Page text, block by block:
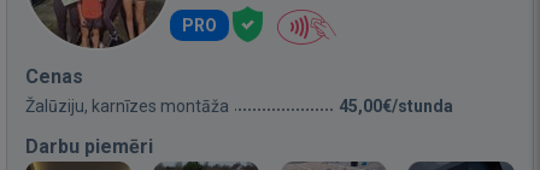
PRO
Cenas
Žalūziju, karnīzes montāža 45,00€/stunda
Darbu piemēri